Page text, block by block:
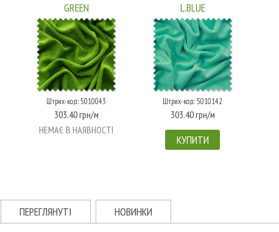
GREEN
Штрих-код: 5010043
303.40 грн/м
НЕМАЄ В НАЯВНОСТІ
L.BLUE
Штрих-код: 5010142
303.40 грн/м
КУПИТИ
ПЕРЕГЛЯНУТІ НОВИНКИ